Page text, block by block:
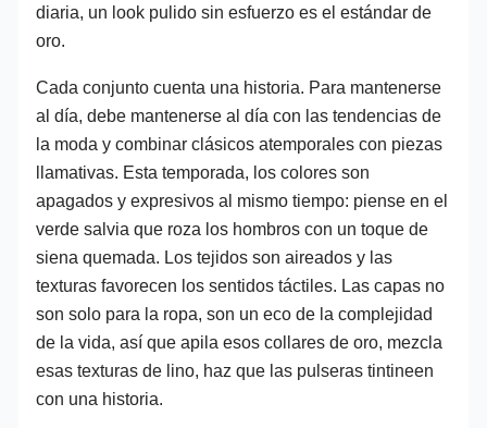
diaria, un look pulido sin esfuerzo es el estándar de
oro.
Cada conjunto cuenta una historia. Para mantenerse
al día, debe mantenerse al día con las tendencias de
la moda y combinar clásicos atemporales con piezas
llamativas. Esta temporada, los colores son
apagados y expresivos al mismo tiempo: piense en el
verde salvia que roza los hombros con un toque de
siena quemada. Los tejidos son aireados y las
texturas favorecen los sentidos táctiles. Las capas no
son solo para la ropa, son un eco de la complejidad
de la vida, así que apila esos collares de oro, mezcla
esas texturas de lino, haz que las pulseras tintineen
con una historia.